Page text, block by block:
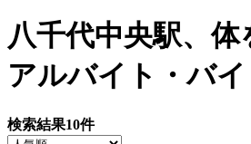
八千代中央駅、体
アルバイト・バ
検索結果10件